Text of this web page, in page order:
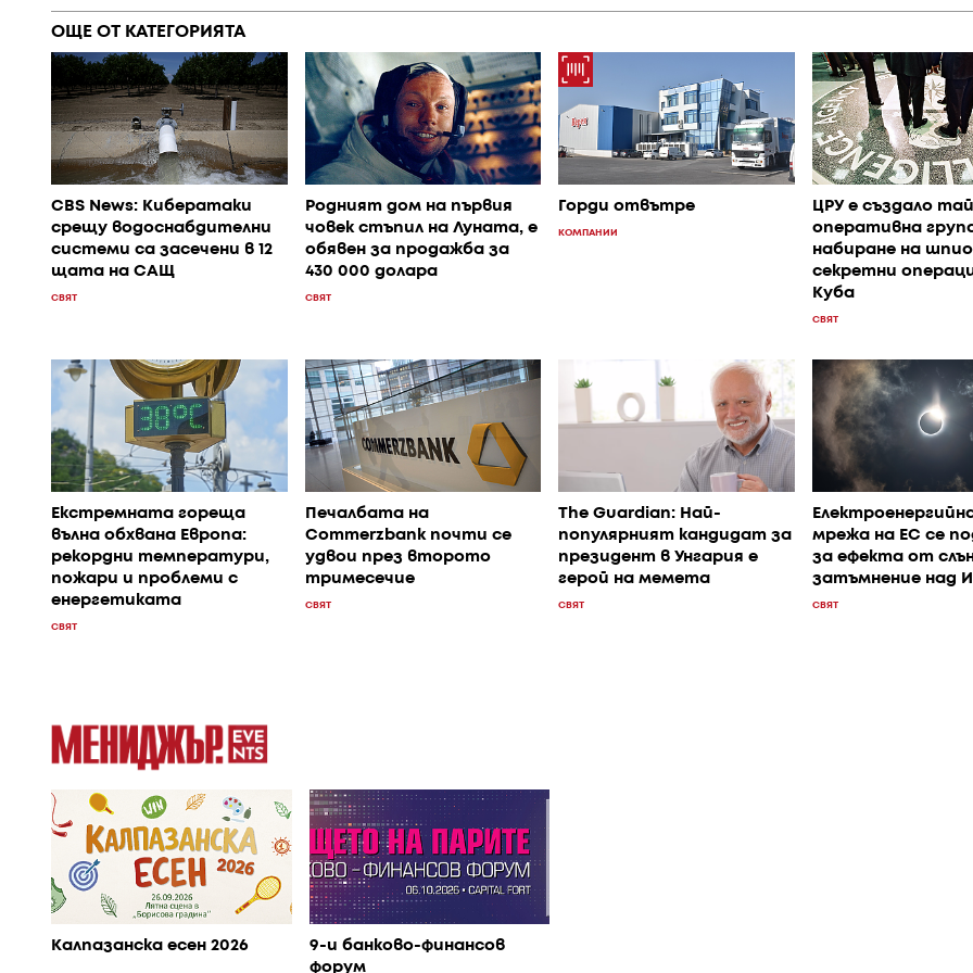
ОЩЕ ОТ КАТЕГОРИЯТА
CBS News: Кибератаки
срещу водоснабдителни
системи са засечени в 12
щата на САЩ
СВЯТ
Родният дом на първия
човек стъпил на Луната, е
обявен за продажба за
430 000 долара
СВЯТ
Горди отвътре
КОМПАНИИ
ЦРУ е създало
оперативна
набиране на
секретни
Куба
СВЯТ
Екстремната гореща
вълна обхвана Европа:
рекордни температури,
пожари и проблеми с
енергетиката
СВЯТ
Печалбата на
Commerzbank почти се
удвои през второто
тримесечие
СВЯТ
The Guardian: Най-
популярният кандидат за
президент в Унгария е
герой на мемета
СВЯТ
мрежа на ЕС се
за ефекта от
затъмнение над
СВЯТ
Калпазанска есен 2026
9-и банково-финансов
форум